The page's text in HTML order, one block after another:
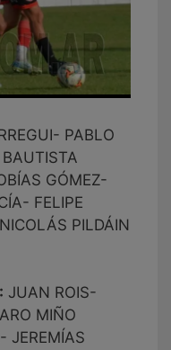
PABLO
GÓMEZ-
FELIPE
PILDÁIN
JUAN ROIS-
MIÑO
JEREMÍAS